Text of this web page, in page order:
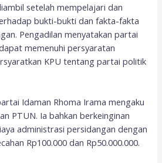
setelah mempelajari dan
bukti-bukti dan fakta-fakta
Pengadilan menyatakan partai
memenuhi persyaratan
KPU tentang partai politik
Idaman Rhoma Irama mengaku
PTUN. Ia bahkan berkeinginan
administrasi persidangan dengan
Rp100.000 dan Rp50.000.000.